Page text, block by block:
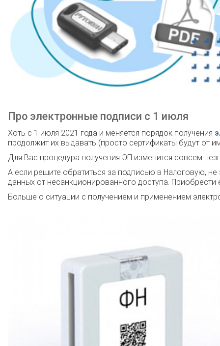
Про электронные подписи с 1 июля
Хоть с 1 июля 2021 года и меняется порядок получения
продолжит их выдавать (просто сертификаты будут от
Для Вас процедура получения ЭП изменится совсем
А если решите обратиться за подписью в Налоговую,
данных от несанкционированного доступа.
Больше о ситуации с получением и применением